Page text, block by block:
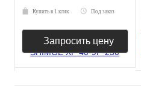
Купить в 1 клик Под заказ
Запросить цену